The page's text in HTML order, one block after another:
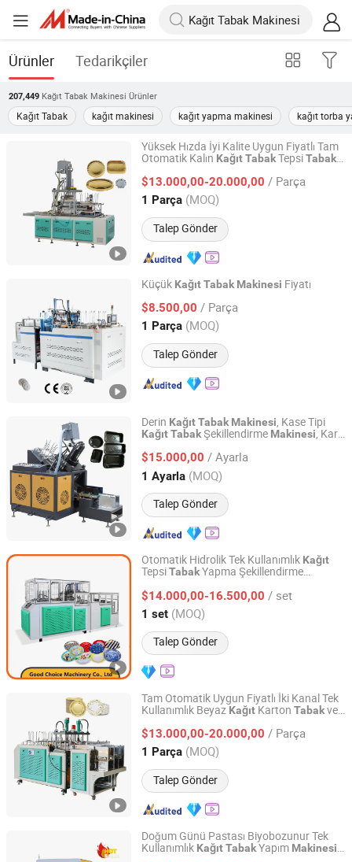
Ürünler Tedarikçiler
207,449 Kağıt Tabak Makinesi Ürünler
Kağıt Tabak kağıt makinesi kağıt yapma makinesi kağıt torba
Yüksek Hızda İyi Kalite Uygun Fiyatlı Tam
Otomatik Kalın KağıtTabakTepsiTabak
Makinesi
$13.000,00-20.000,00 / Parça
1 Parça (MOQ)
Talep Gönder
Shandong Hongbo Packaging Technology Co., Ltd
Shandong, China Fiyat 2025
Küçük KağıtTabak Makinesi Fiyatı
$8.500,00 / Parça
1 Parça (MOQ)
Talep Gönder
ZHEJIANG CHINAWORLD MACHINERY CO., LTD.
Zhejiang, China Fiyat 2014
Derin KağıtTabak Makinesi, Kase Tipi
KağıtTabakŞekillendirme Makinesi, Kare
Makinesi, Doğum Günü Pastası için
Tabak Şekillendirme
$15.000,00 / Ayarla
1 Ayarla (MOQ)
Talep Gönder
Ruian Best Machinery Co., Ltd.
Zhejiang, China Fiyat 2013
Otomatik Hidrolik Tek Kullanımlık Kağıt
TepsiTabakYapma Şekillendirme
$14.000,00-16.500,00 / set
1 set (MOQ)
Talep Gönder
Good Choice Machinery Co., Ltd
Jiangsu, China Fiyat 2024
Tam Otomatik Uygun Fiyatlı İki Kanal Tek
Kullanımlık Beyaz Kağıt Karton Tabakve
$13.000,00-20.000,00 / Parça
1 Parça (MOQ)
Talep Gönder
Shandong Hongbo Packaging Technology Co., Ltd
Shandong, China Fiyat 2025
Doğum Günü Pastası Biyobozunur Tek
Kullanımlık KağıtTabakYapım Makinesi
Zhengzhou Allraise Company Ltd.